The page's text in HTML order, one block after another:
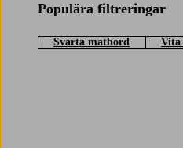
Populära filtreringar
Svarta matbord Vita